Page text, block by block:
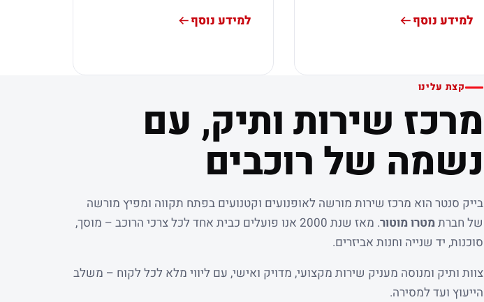
למידע נוסף
למידע נוסף
קצת עלינו
מרכז שירות ותיק, עם
נשמה של רוכבים
בייק סנטר הוא מרכז שירות מורשה לאופנועים וקטנועים בפתח תקווה ומפיץ מורשה
של חברת מטרו מוטור
. מאז שנת 2000 אנו פועלים כבית אחד לכל צרכי הרוכב – מוסך,
סוכנות, יד שנייה וחנות אביזרים.
צוות ותיק ומנוסה מעניק שירות מקצועי, מדויק ואישי, עם ליווי מלא לכל לקוח – משלב
הייעוץ ועד למסירה.